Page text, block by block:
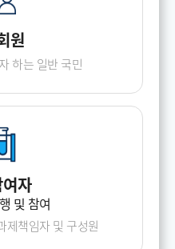
원
하는 일반 국민
자
및 참여
제책임자 및 구성원